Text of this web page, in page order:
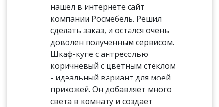
нашёл в интернете сайт
компании Росмебель. Решил
сделать заказ, и остался очень
доволен полученным сервисом.
Шкаф-купе с антресолью
коричневый с цветным стеклом
- идеальный вариант для моей
прихожей. Он добавляет много
света в комнату и создает